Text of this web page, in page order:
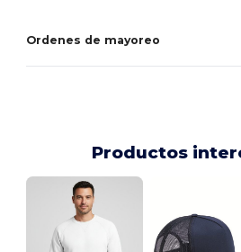
Ordenes de mayoreo
Productos